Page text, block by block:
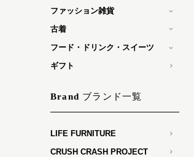
ファッション雑貨
古着
フード・ドリンク・スイーツ
ギフト
Brand ブランド一覧
LIFE FURNITURE
CRUSH CRASH PROJECT